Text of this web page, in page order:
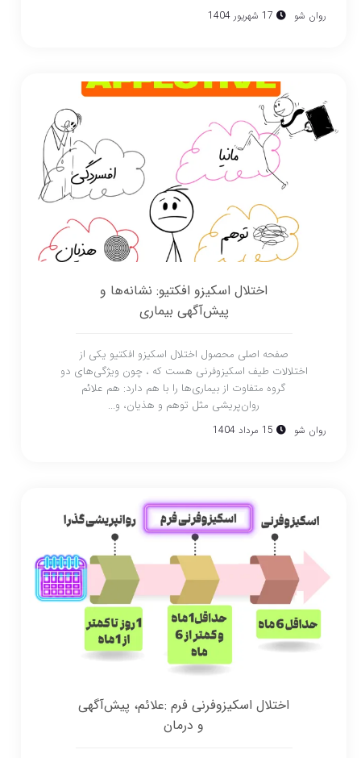
روان شو 17 شهریور 1404
اختلال اسکیزو افکتیو: نشانه‌ها و
پیش‌آگهی بیماری
صفحه اصلی محصول اختلال اسکیزو افکتیو یکی از
اختلالات طیف اسکیزوفرنی هست که ، چون ویژگی‌های دو
گروه متفاوت از بیماری‌ها را با هم دارد: هم علائم
روان‌پریشی مثل توهم و هذیان، و...
روان شو 15 مرداد 1404
اختلال اسکیزوفرنی فرم :علائم، پیش‌آگهی
و درمان